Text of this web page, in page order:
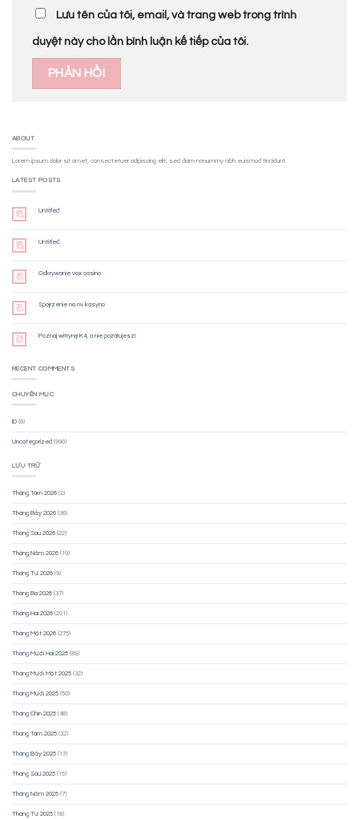
Lưu tên của tôi, email, và trang web trong trình
duyệt này cho lần bình luận kế tiếp của tôi.
ABOUT
Lorem ipsum dolor sit amet, consectetuer adipiscing elit, sed diam nonummy nibh euismod tincidunt.
LATEST POSTS
06
Th8
Untitled
06
Th8
Untitled
30
Th7
Odkrywanie vox casino
30
Th7
Spojrzenie na nv kasyno
24
Th7
Poznaj witrynę K4, a nie pożałujesz!
RECENT COMMENTS
CHUYÊN MỤC
ID (8)
Uncategorized (990)
LƯU TRỮ
Tháng Tám 2026 (2)
Tháng Bảy 2026 (36)
Tháng Sáu 2026 (22)
Tháng Năm 2026 (19)
Tháng Tư 2026 (9)
Tháng Ba 2026 (37)
Tháng Hai 2026 (201)
Tháng Một 2026 (275)
Tháng Mười Hai 2025 (89)
Tháng Mười Một 2025 (32)
Tháng Mười 2025 (50)
Tháng Chín 2025 (48)
Tháng Tám 2025 (32)
Tháng Bảy 2025 (17)
Tháng Sáu 2025 (15)
Tháng Năm 2025 (7)
Tháng Tư 2025 (18)